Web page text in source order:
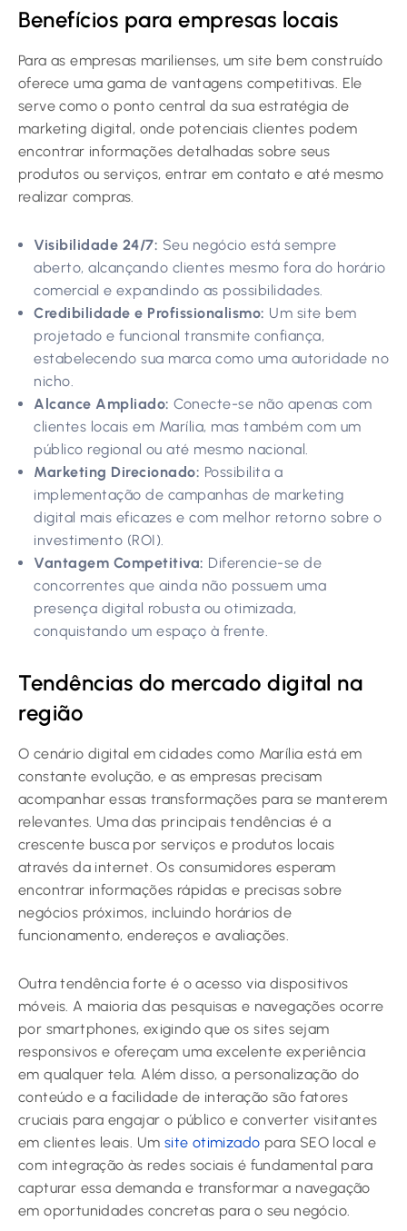
Benefícios para empresas locais
Para as empresas marilienses, um site bem construído
oferece uma gama de vantagens competitivas. Ele
serve como o ponto central da sua estratégia de
marketing digital, onde potenciais clientes podem
encontrar informações detalhadas sobre seus
produtos ou serviços, entrar em contato e até mesmo
realizar compras.
Visibilidade 24/7: Seu negócio está sempre
aberto, alcançando clientes mesmo fora do horário
comercial e expandindo as possibilidades.
Credibilidade e Profissionalismo: Um site bem
projetado e funcional transmite confiança,
estabelecendo sua marca como uma autoridade no
nicho.
Alcance Ampliado: Conecte-se não apenas com
clientes locais em Marília, mas também com um
público regional ou até mesmo nacional.
Marketing Direcionado: Possibilita a
implementação de campanhas de marketing
digital mais eficazes e com melhor retorno sobre o
investimento (ROI).
Vantagem Competitiva: Diferencie-se de
concorrentes que ainda não possuem uma
presença digital robusta ou otimizada,
conquistando um espaço à frente.
Tendências do mercado digital na
região
O cenário digital em cidades como Marília está em
constante evolução, e as empresas precisam
acompanhar essas transformações para se manterem
relevantes. Uma das principais tendências é a
crescente busca por serviços e produtos locais
através da internet. Os consumidores esperam
encontrar informações rápidas e precisas sobre
negócios próximos, incluindo horários de
funcionamento, endereços e avaliações.
Outra tendência forte é o acesso via dispositivos
móveis. A maioria das pesquisas e navegações ocorre
por smartphones, exigindo que os sites sejam
responsivos e ofereçam uma excelente experiência
em qualquer tela. Além disso, a personalização do
conteúdo e a facilidade de interação são fatores
cruciais para engajar o público e converter visitantes
em clientes leais. Um site otimizado para SEO local e
com integração às redes sociais é fundamental para
capturar essa demanda e transformar a navegação
em oportunidades concretas para o seu negócio.